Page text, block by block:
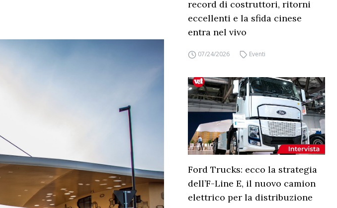
record di costruttori, ritorni
eccellenti e la sfida cinese
entra nel vivo
07/24/2026 Eventi
Ford Trucks: ecco la strategia
dell’F-Line E, il nuovo camion
elettrico per la distribuzione